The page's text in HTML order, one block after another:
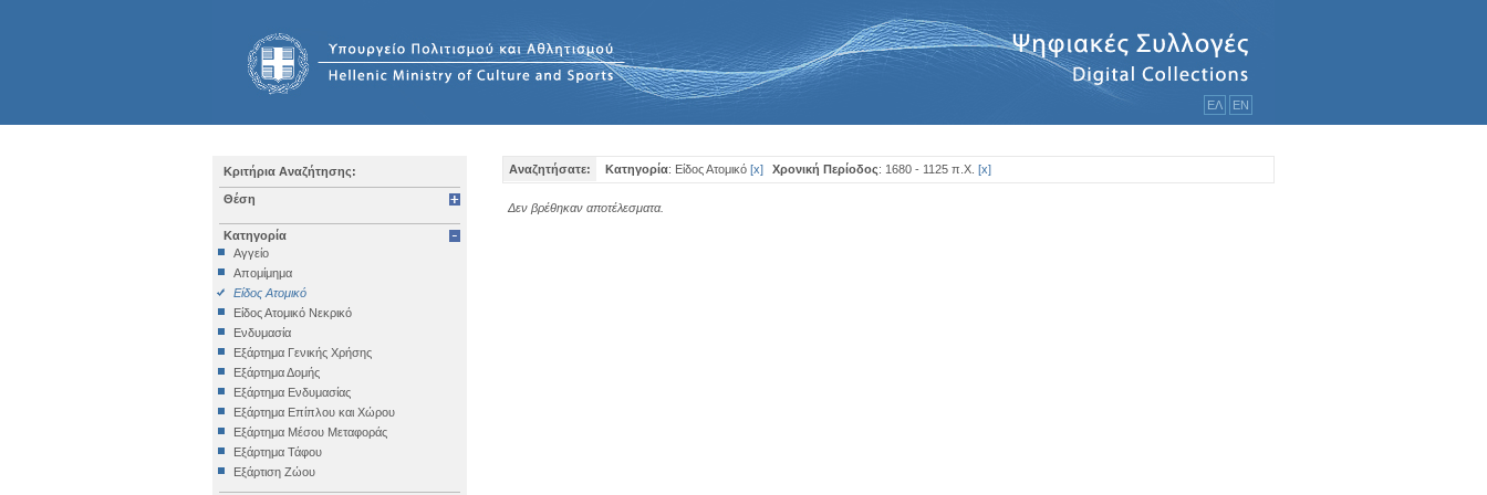
ΕΛ ΕΝ
Κριτήρια Αναζήτησης:
Θέση
Κατηγορία
Αγγείο
Απομίμημα
Είδος Ατομικό
Είδος Ατομικό Νεκρικό
Ενδυμασία
Εξάρτημα Γενικής Χρήσης
Εξάρτημα Δομής
Εξάρτημα Ενδυμασίας
Εξάρτημα Επίπλου και Χώρου
Εξάρτημα Μέσου Μεταφοράς
Εξάρτημα Τάφου
Εξάρτιση Ζώου
Επιγραφή Iδιωτική
Αναζητήσατε: Κατηγορία: Είδος Ατομικό [x] Χρονική Περίοδος: 1680 - 1125 π.Χ. [x]
Δεν βρέθηκαν αποτέλεσματα.